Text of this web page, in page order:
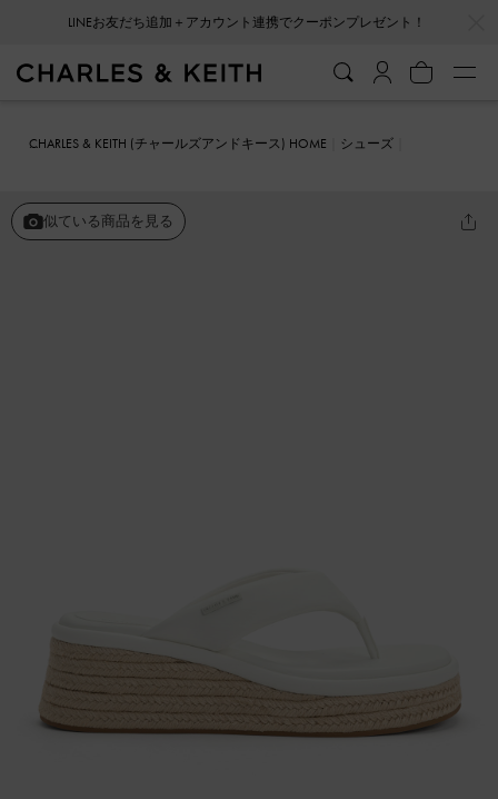
LINEお友だち追加＋アカウント連携でクーポンプレゼント！
CHARLES & KEITH (チャールズアンドキース) HOME
シューズ
似ている商品を見る